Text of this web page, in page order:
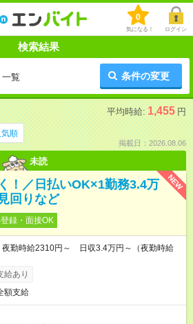
0
気になる！ ログイン
検索結果
覧 条件の変更
平均時給: 1,455 円
気順
掲載日：2026.08.06
未読
NEW
！／日払いOK×1勤務3.4万
回りなど
録・面接OK
勤時給2310円～ 日収3.4万円～（夜勤時給
給あり
額支給